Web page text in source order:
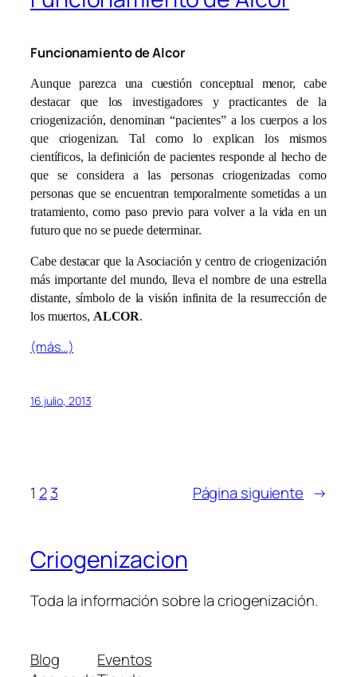
Funcionamiento de Alcor
Aunque parezca una cuestión conceptual menor, cabe
destacar que los investigadores y practicantes de la
criogenización, denominan “pacientes” a los cuerpos a los
que criogenizan. Tal como lo explican los mismos
científicos, la definición de pacientes responde al hecho de
que se considera a las personas criogenizadas como
personas que se encuentran temporalmente sometidas a un
tratamiento, como paso previo para volver a la vida en un
futuro que no se puede determinar.
Cabe destacar que la Asociación y centro de criogenización
más importante del mundo, lleva el nombre de una estrella
distante, símbolo de la visión infinita de la resurrección de
los muertos, ALCOR.
(más…)
16 julio, 2013
1 2 3 Página siguiente →
Criogenizacion
Toda la información sobre la criogenización.
Blog
Eventos